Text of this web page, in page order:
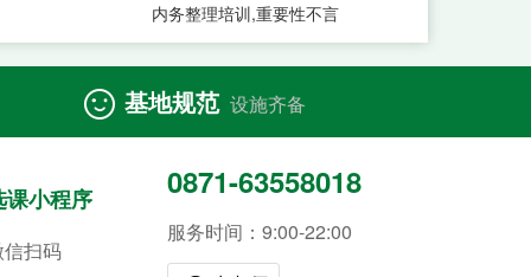
内务整理培训,重要性不言
 基地规范 设施齐备
课小程序
扫码
0871-63558018
服务时间：9:00-22:00